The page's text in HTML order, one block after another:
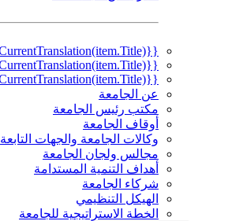
{{mmc.getCurrentTranslation(item.Title)}}
{{mmc.getCurrentTranslation(item.Title)}}
{{mmc.getCurrentTranslation(item.Title)}}
عن الجامعة
مكتب رئيس الجامعة
أوقاف الجامعة
وكالات الجامعة والجهات التابعة
مجالس ولجان الجامعة
أهداف التنمية المستدامة
شركاء الجامعة
الهيكل التنظيمي
الخطة الاستراتيجية للجامعة